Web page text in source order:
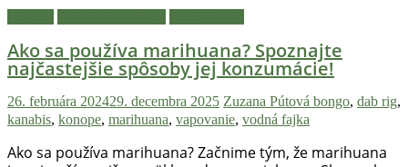
v
komunite,
kde
je
relatívny.
Hulic.sk
prináša
Ako sa používa marihuana? Spoznajte
najčastejšie spôsoby jej konzumácie!
26. februára 202429. decembra 2025 Zuzana Pútová bongo, dab rig,
kanabis, konope, marihuana, vapovanie, vodná fajka
Ako sa používa marihuana? Začnime tým, že marihuana